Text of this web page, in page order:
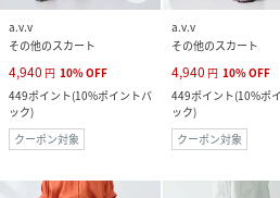
a.v.v
その他のスカート
4,940 円 10%OFF
449ポイント(10%ポイントバ
ック)
クーポン対象
a.v.v
その他のスカート
4,940 円 10%OFF
449ポイント(10%ポ
ック)
クーポン対象